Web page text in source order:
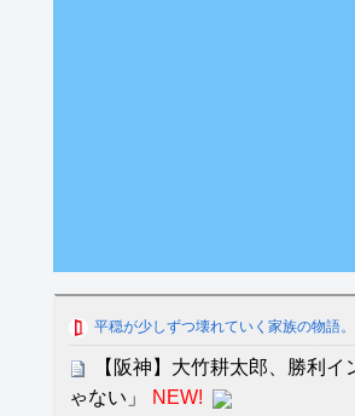
平穏が少しずつ壊れていく家族の物語。
【阪神】大竹耕太郎、勝利
ゃない」
NEW!